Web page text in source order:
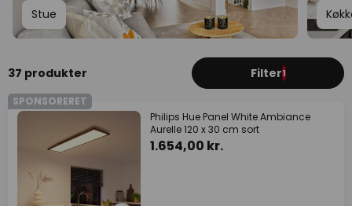
Stue
37 produkter Filter1
SPONSORERET
Philips Hue Panel White Ambiance
Aurelle 120 x 30 cm sort
1.654,00 kr.